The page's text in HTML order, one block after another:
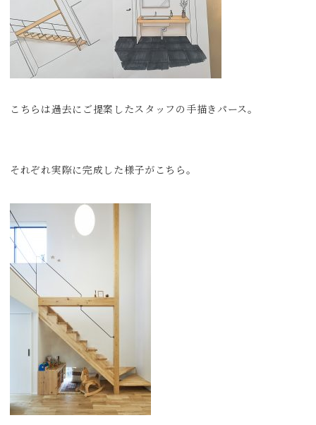
こちらは過去にご提案したスタッフの手描きパース。
それぞれ実際に完成した様子がこちら。